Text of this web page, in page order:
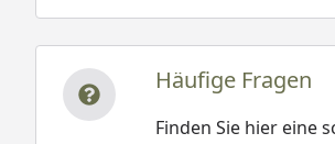
Häufige Fragen
Finden Sie hier eine